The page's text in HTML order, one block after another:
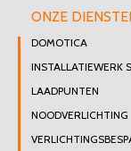
ONZE
DOMOTICA
INSTALLATIEWERK
LAADPUNTEN
NOODVERLICHTING